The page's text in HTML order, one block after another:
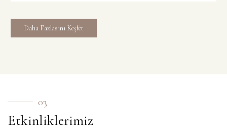
Daha Fazlasını Keşfet
03
Etkinliklerimiz